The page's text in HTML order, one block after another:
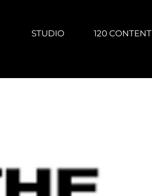
STUDIO 120 CONTENT